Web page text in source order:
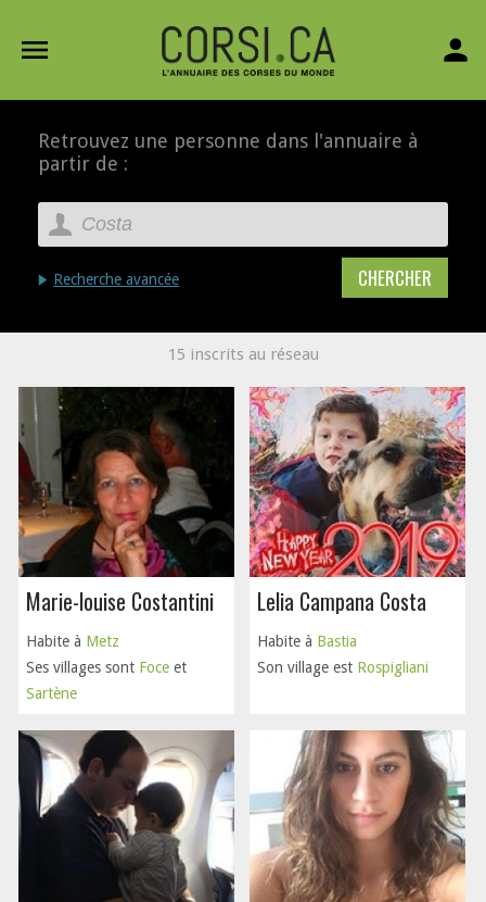
menu person
Retrouvez une personne dans l'annuaire à
partir de :
Recherche avancée
15 inscrits au réseau
Marie-louise Costantini
Habite à Metz
Ses villages sont Foce et
Sartène
Lelia Campana Costa
Habite à Bastia
Son village est Rospigliani